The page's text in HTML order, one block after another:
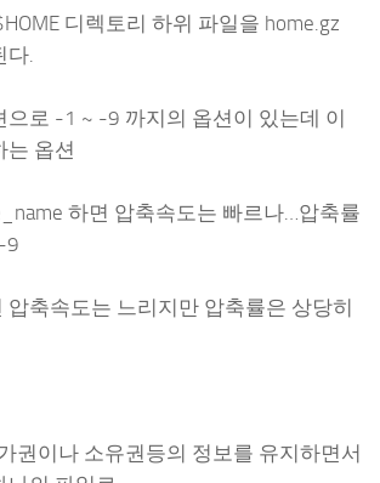
디렉토리 하위 파일을 home.gz
다.
으로 -1 ~ -9 까지의 옵션이 있는데 이
는 옵션
하면 압축속도는 빠르나…압축률
9
압축속도는 느리지만 압축률은 상당히
권이나 소유권등의 정보를 유지하면서